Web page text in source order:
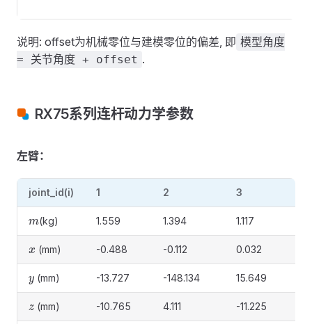
说明: offset为机械零位与建模零位的偏差, 即 模型角度
= 关节角度 + offset .
RX75系列连杆动力学参数
左臂：
joint_id(i) 1 2 3
m (kg) 1.559 1.394 1.117
x (mm) -0.488 -0.112 0.032
y (mm) -13.727 -148.134 15.649
z (mm) -10.765 4.111 -11.225